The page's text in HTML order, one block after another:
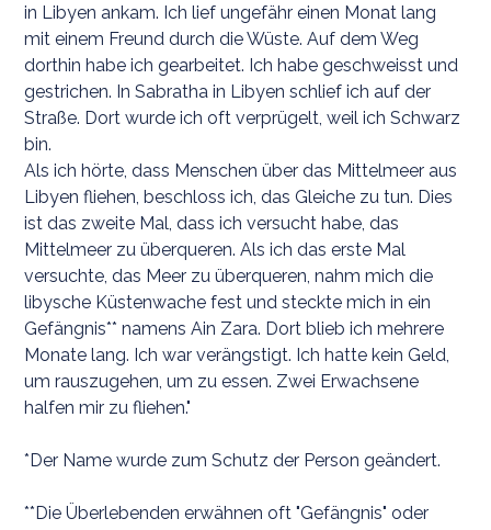
in Libyen ankam. Ich lief ungefähr einen Monat lang
mit einem Freund durch die Wüste. Auf dem Weg
dorthin habe ich gearbeitet. Ich habe geschweisst und
gestrichen. In Sabratha in Libyen schlief ich auf der
Straße. Dort wurde ich oft verprügelt, weil ich Schwarz
bin.
Als ich hörte, dass Menschen über das Mittelmeer aus
Libyen fliehen, beschloss ich, das Gleiche zu tun. Dies
ist das zweite Mal, dass ich versucht habe, das
Mittelmeer zu überqueren. Als ich das erste Mal
versuchte, das Meer zu überqueren, nahm mich die
libysche Küstenwache fest und steckte mich in ein
Gefängnis** namens Ain Zara. Dort blieb ich mehrere
Monate lang. Ich war verängstigt. Ich hatte kein Geld,
um rauszugehen, um zu essen. Zwei Erwachsene
halfen mir zu fliehen."
*Der Name wurde zum Schutz der Person geändert.
**Die Überlebenden erwähnen oft "Gefängnis" oder